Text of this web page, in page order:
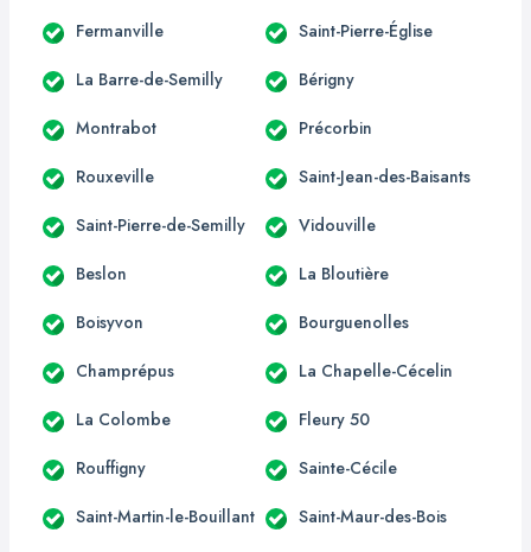
Fermanville Saint-Pierre-Église
La Barre-de-Semilly Bérigny
Montrabot Précorbin
Rouxeville Saint-Jean-des-Baisants
Saint-Pierre-de-Semilly Vidouville
Beslon La Bloutière
Boisyvon Bourguenolles
Champrépus La Chapelle-Cécelin
La Colombe Fleury 50
Rouffigny Sainte-Cécile
Saint-Martin-le-Bouillant Saint-Maur-des-Bois